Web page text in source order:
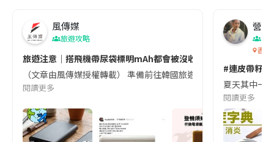
風傳媒
旅遊攻略
旅遊注意｜搭飛機帶尿袋標明mAh都會被沒收😱出發前切記檢查
（文章由風傳媒授權轉載） 準備前往韓國旅遊的民眾，近期要
閱讀更多
營養
香港
#連皮帶籽
夏天其中一
閱讀更多